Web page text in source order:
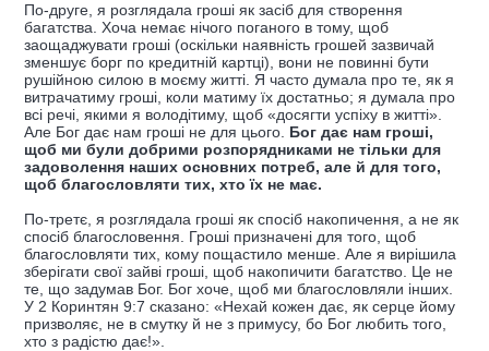
По-друге, я розглядала гроші як засіб для створення
багатства. Хоча немає нічого поганого в тому, щоб
заощаджувати гроші (оскільки наявність грошей зазвичай
зменшує борг по кредитній картці), вони не повинні бути
рушійною силою в моєму житті. Я часто думала про те, як я
витрачатиму гроші, коли матиму їх достатньо; я думала про
всі речі, якими я володітиму, щоб «досягти успіху в житті».
Але Бог дає нам гроші не для цього. Бог дає нам гроші,
щоб ми були добрими розпорядниками не тільки для
задоволення наших основних потреб, але й для того,
щоб благословляти тих, хто їх не має.
По-третє, я розглядала гроші як спосіб накопичення, а не як
спосіб благословення. Гроші призначені для того, щоб
благословляти тих, кому пощастило менше. Але я вирішила
зберігати свої зайві гроші, щоб накопичити багатство. Це не
те, що задумав Бог. Бог хоче, щоб ми благословляли інших.
У 2 Коринтян 9:7 сказано: «Нехай кожен дає, як серце йому
призволяє, не в смутку й не з примусу, бо Бог любить того,
хто з радістю дає!».